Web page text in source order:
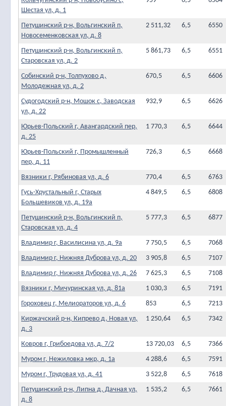
Шестая ул, д. 1
Петушинский р-н, Вольгинский п,
Новосеменковская ул, д. 8
2 511,32 6,5 6550
Петушинский р-н, Вольгинский п,
Старовская ул, д. 2
5 861,73 6,5 6551
Собинский р-н, Толпухово д,
Молодежная ул, д. 2
670,5 6,5 6606
Судогодский р-н, Мошок с, Заводская
ул, д. 22
932,9 6,5 6626
Юрьев-Польский г, Авангардский пер,
д. 25
1 770,3 6,5 6644
Юрьев-Польский г, Промышленный
пер, д. 11
726,3 6,5 6668
Вязники г, Рябиновая ул, д. 6 770,4 6,5
6763
Гусь-Хрустальный г, Старых
Большевиков ул, д. 19а
4 849,5 6,5 6808
Петушинский р-н, Вольгинский п,
Старовская ул, д. 4
5 777,3 6,5 6877
Владимир г, Василисина ул, д. 9а 7 750,5 6,5
7068
Владимир г, Нижняя Дуброва ул, д. 20
3 905,8 6,5
7107
Владимир г, Нижняя Дуброва ул, д. 26
7 625,3 6,5
7108
Вязники г, Мичуринская ул, д. 81а
1 030,3 6,5
7191
Гороховец г, Мелиораторов ул, д. 6
853 6,5
7213
Киржачский р-н, Кипрево д, Новая ул,
д. 3
1 250,64 6,5 7342
Ковров г, Грибоедова ул, д. 7/2 13 720,03 6,5
7366
Муром г, Нежиловка мкр, д. 1а
4 288,6 6,5
7591
Муром г, Трудовая ул, д. 41
3 522,8 6,5
7618
Петушинский р-н, Липна д, Дачная ул,
д. 8
1 535,2 6,5 7661